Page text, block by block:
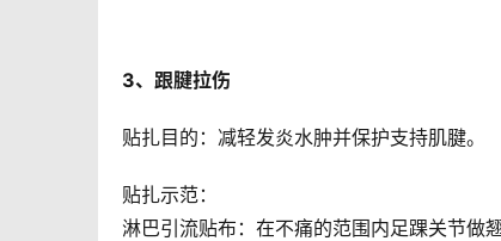
3、跟腱拉伤
贴扎目的：减轻发炎水肿并保护支持肌腱。
贴扎示范：
淋巴引流贴布：在不痛的范围内足踝关节做